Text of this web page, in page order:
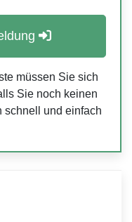
müssen Sie sich
Sie noch keinen
schnell und einfach